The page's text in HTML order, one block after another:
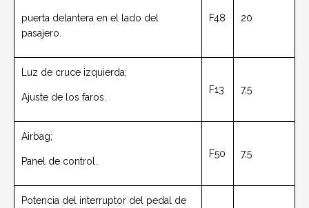
puerta delantera en el lado del
pasajero.
F48 20
Luz de cruce izquierda;
Ajuste de los faros.
F13 7,5
Airbag;
Panel de control.
F50 7,5
Potencia del interruptor del pedal de